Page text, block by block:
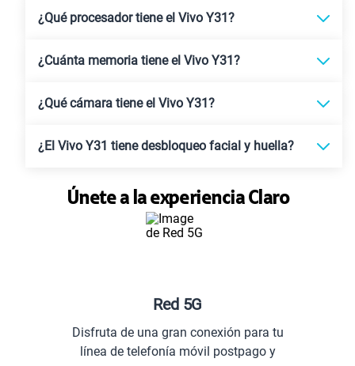
¿Qué procesador tiene el Vivo Y31?
¿Cuánta memoria tiene el Vivo Y31?
¿Qué cámara tiene el Vivo Y31?
¿El Vivo Y31 tiene desbloqueo facial y huella?
Únete a la experiencia Claro
Red 5G
Disfruta de una gran conexión para tu
línea de telefonía móvil postpago y